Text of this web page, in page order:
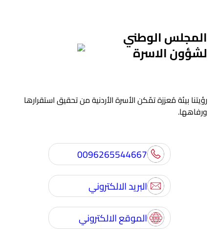
المجلس الوطني
لشؤون الاسرة
رؤيتنا بيئة مُعززة تمّكن الأسرة الأردنية من تحقيق استقرارها
ورفاهها.
0096265544667
البريد الالكتروني
الموقع الالكتروني